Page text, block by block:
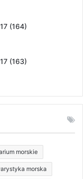
(164)
(163)
morskie
morska